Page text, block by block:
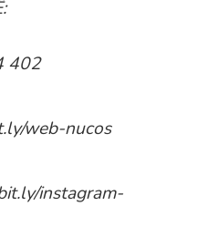
402
web-nucos
instagram-